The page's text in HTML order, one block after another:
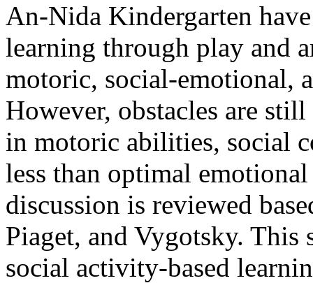
An-Nida Kindergarten
learning through play and
motoric, social-emotional,
However, obstacles are
in motoric abilities, social
less than optimal
discussion is reviewed
Piaget, and Vygotsky. This
social activity-based